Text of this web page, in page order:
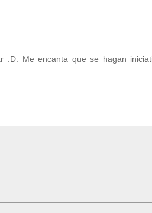
:D. Me encanta que se hagan